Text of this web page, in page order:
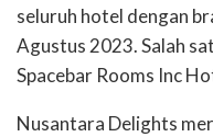
seluruh hotel dengan
Agustus 2023. Salah
Spacebar Rooms Inc
Nusantara Delights